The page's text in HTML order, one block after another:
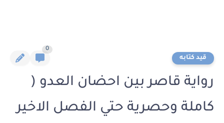
قيد كتابه
0
رواية قاصر بين احضان العدو (
كاملة وحصرية حتي الفصل الاخير